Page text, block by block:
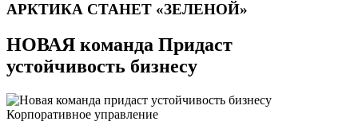
АРКТИКА СТАНЕТ «ЗЕЛЕНОЙ»
НОВАЯ команда Придаст
устойчивость бизнесу
Корпоративное управление